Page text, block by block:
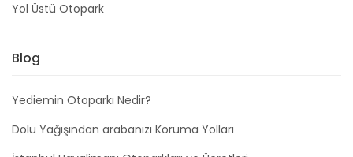
Yol Üstü Otopark
Blog
Yediemin Otoparkı Nedir?
Dolu Yağışından arabanızı Koruma Yolları